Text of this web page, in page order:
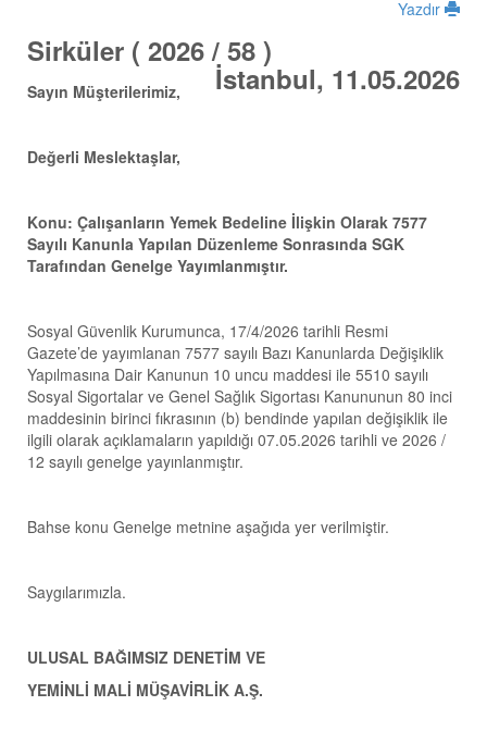
Yazdır
Sirküler ( 2026 / 58 )
İstanbul, 11.05.2026
Sayın Müşterilerimiz,
Değerli Meslektaşlar,
Konu: Çalışanların Yemek Bedeline İlişkin Olarak 7577
Sayılı Kanunla Yapılan Düzenleme Sonrasında SGK
Tarafından Genelge Yayımlanmıştır.
Sosyal Güvenlik Kurumunca, 17/4/2026 tarihli Resmi
Gazete’de yayımlanan 7577 sayılı Bazı Kanunlarda Değişiklik
Yapılmasına Dair Kanunun 10 uncu maddesi ile 5510 sayılı
Sosyal Sigortalar ve Genel Sağlık Sigortası Kanununun 80 inci
maddesinin birinci fıkrasının (b) bendinde yapılan değişiklik ile
ilgili olarak açıklamaların yapıldığı 07.05.2026 tarihli ve 2026 /
12 sayılı genelge yayınlanmıştır.
Bahse konu Genelge metnine aşağıda yer verilmiştir.
Saygılarımızla.
ULUSAL BAĞIMSIZ DENETİM VE
YEMİNLİ MALİ MÜŞAVİRLİK A.Ş.